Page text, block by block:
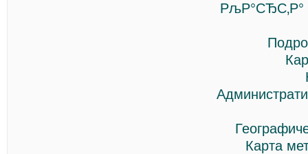
РљР°СЂС‚Р°
Карта